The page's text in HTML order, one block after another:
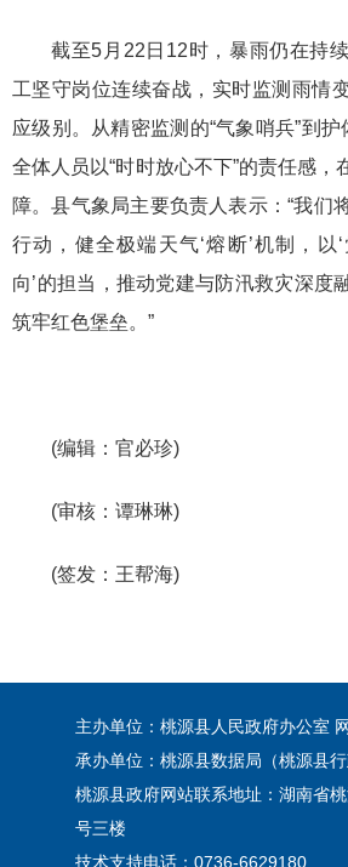
截至5月22日12时，暴雨仍在持
工坚守岗位连续奋战，实时监测雨情
应级别。从精密监测的“气象哨兵”到护
全体人员以“时时放心不下”的责任感，
障。县气象局主要负责人表示：“我们
行动，健全极端天气‘熔断’机制，以
向’的担当，推动党建与防汛救灾深度
筑牢红色堡垒。”
(编辑：官必珍)
(审核：谭琳琳)
(签发：王帮海)
主办单位：桃源县人民政府办公室
承办单位：桃源县数据局（桃源县行
桃源县政府网站联系地址：湖南省
号三楼
技术支持电话：0736-6629180